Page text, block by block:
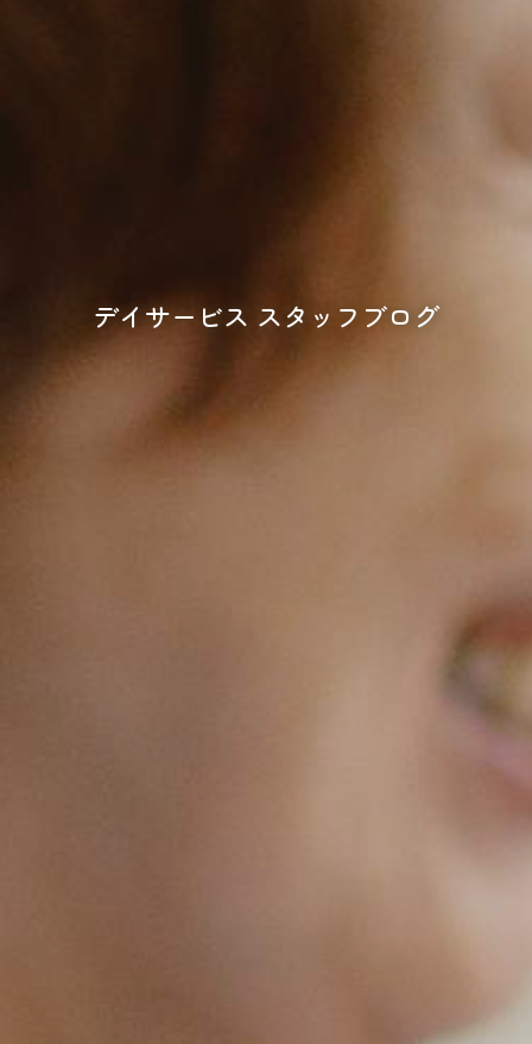
デイサービス スタッフブログ